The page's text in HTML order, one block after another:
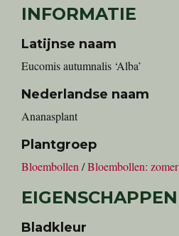
INFORMATIE
Latijnse naam
Eucomis autumnalis ‘Alba’
Nederlandse naam
Ananasplant
Plantgroep
Bloembollen /Bloembollen: zomer
EIGENSCHAPPEN
Bladkleur